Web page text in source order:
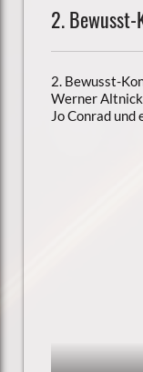
2.
2. Bewusst-
Werner
Jo Conrad und